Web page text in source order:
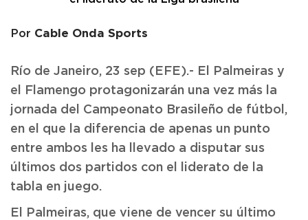
Por Cable Onda Sports
Río de Janeiro, 23 sep (EFE).- El Palmeiras y
el Flamengo protagonizarán una vez más la
jornada del Campeonato Brasileño de fútbol,
en el que la diferencia de apenas un punto
entre ambos les ha llevado a disputar sus
últimos dos partidos con el liderato de la
tabla en juego.
El Palmeiras, que viene de vencer su último